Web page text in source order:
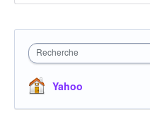
Recherche
Yahoo